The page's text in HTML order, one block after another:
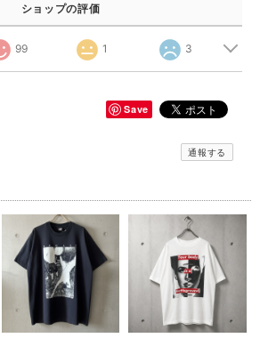
ショップの評価
99 1 3
Save
通報する